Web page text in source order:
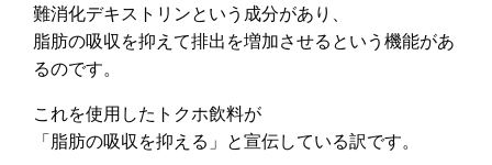
難消化デキストリンという成分があり、
脂肪の吸収を抑えて排出を増加させるという機能があ
るのです。
これを使用したトクホ飲料が
「脂肪の吸収を抑える」と宣伝している訳です。